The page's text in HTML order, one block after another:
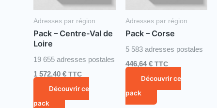
Adresses par région
Pack – Centre-Val de
Loire
19 655 adresses postales
1 572,40€ TTC
Découvrir ce
pack
Adresses par région
Pack – Corse
5 583 adresses postales
446,64€ TTC
Découvrir ce
pack